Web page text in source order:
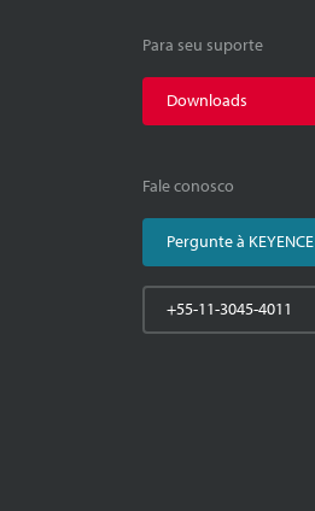
Para seu suporte
Downloads
Fale conosco
Pergunte à KEYENCE
+55-11-3045-4011